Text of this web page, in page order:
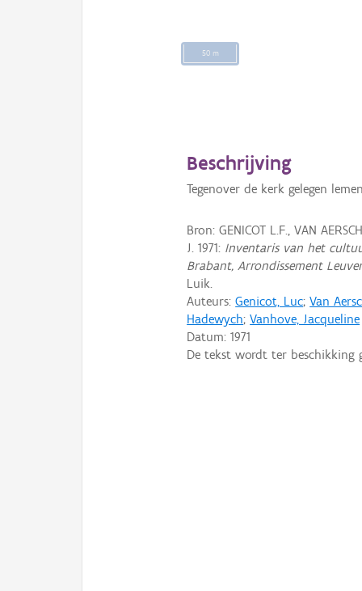
50 m
Beschrijving
Tegenover de kerk gelegen
Bron: GENICOT L.F., VAN
J. 1971: Inventaris van het
Brabant, Arrondissement
Luik.
Auteurs:Genicot, Luc;Van
Hadewych;Vanhove, Jacqueline
Datum:1971
De tekst wordt ter beschikking